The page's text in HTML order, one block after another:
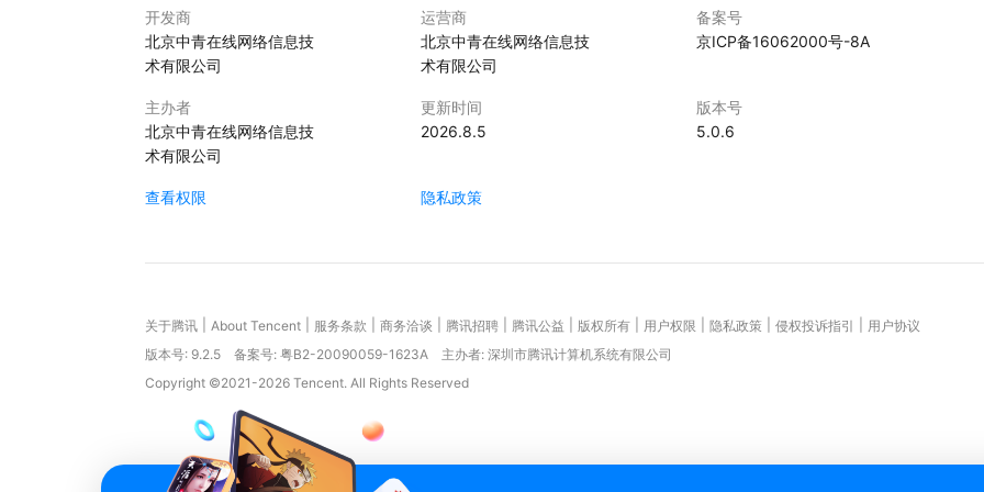
开发商
北京中青在线网络信息技
术有限公司
运营商
北京中青在线网络信息技
术有限公司
备案号
京ICP备16062000号-8A
主办者
北京中青在线网络信息技
术有限公司
更新时间
2026.8.5
版本号
5.0.6
查看权限 隐私政策
关于腾讯 About Tencent 服务条款 商务洽谈 腾讯招聘 腾讯公益 版权所有 用户权限 隐私政策 侵权投诉指引
用户协议
版本号: 9.2.5 备案号: 粤B2-20090059-1623A
主办者: 深圳市腾讯计算机系统有限公司
Copyright ©2021-2026 Tencent. All Rights Reserved